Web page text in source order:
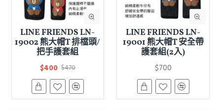
LINE FRIENDS LN-
19002 熊大帽T 排檔頭/
把手護套組
$400 $470
LINE FRIENDS LN-
19001 熊大帽T 安全帶
護套組(2入)
$700